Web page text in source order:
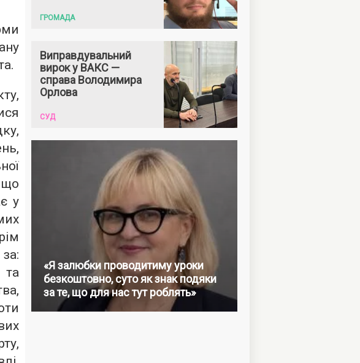
що
у
ГРОМАДА
Виправдувальний
вирок у ВАКС —
справа Володимира
Орлова
СУД
«Я залюбки проводитиму уроки
безкоштовно, суто як знак подяки
за те, що для нас тут роблять»